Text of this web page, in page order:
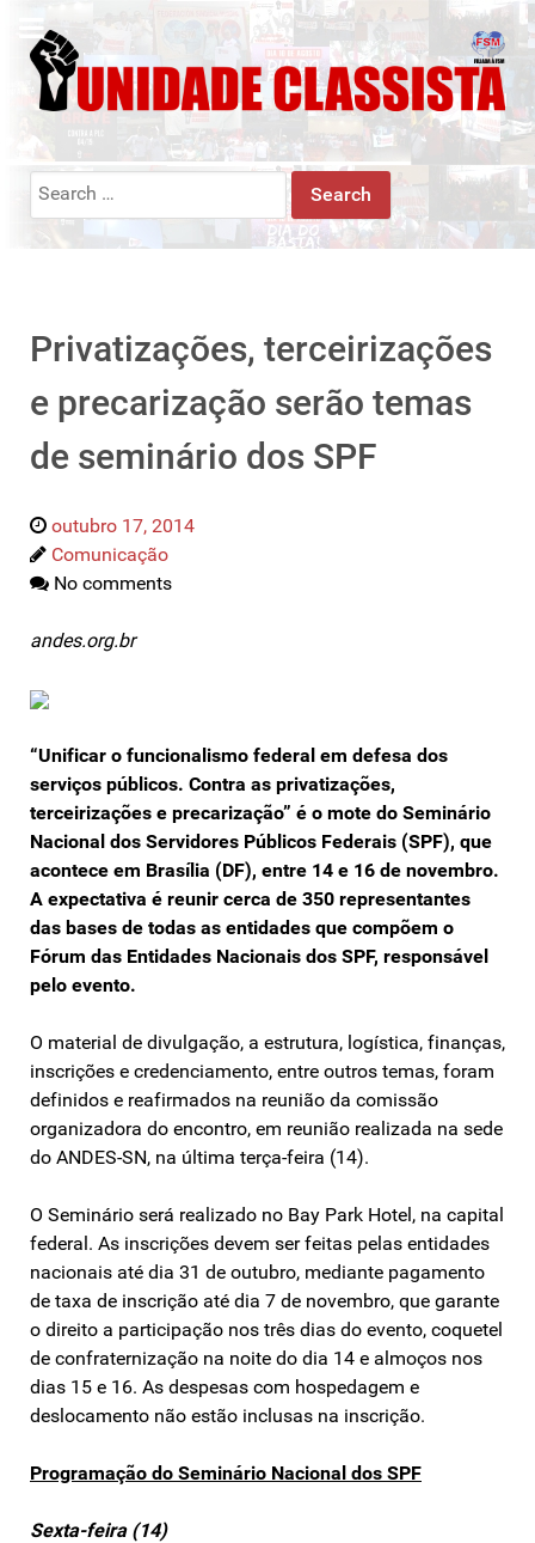
Search
Privatizações, terceirizações
e precarização serão temas
de seminário dos SPF
outubro 17, 2014
Comunicação
No comments
andes.org.br
“Unificar o funcionalismo federal em defesa dos
serviços públicos. Contra as privatizações,
terceirizações e precarização” é o mote do Seminário
Nacional dos Servidores Públicos Federais (SPF), que
acontece em Brasília (DF), entre 14 e 16 de novembro.
A expectativa é reunir cerca de 350 representantes
das bases de todas as entidades que compõem o
Fórum das Entidades Nacionais dos SPF, responsável
pelo evento.
O material de divulgação, a estrutura, logística, finanças,
inscrições e credenciamento, entre outros temas, foram
definidos e reafirmados na reunião da comissão
organizadora do encontro, em reunião realizada na sede
do ANDES-SN, na última terça-feira (14).
O Seminário será realizado no Bay Park Hotel, na capital
federal. As inscrições devem ser feitas pelas entidades
nacionais até dia 31 de outubro, mediante pagamento
de taxa de inscrição até dia 7 de novembro, que garante
o direito a participação nos três dias do evento, coquetel
de confraternização na noite do dia 14 e almoços nos
dias 15 e 16. As despesas com hospedagem e
deslocamento não estão inclusas na inscrição.
Programação do Seminário Nacional dos SPF
Sexta-feira (14)